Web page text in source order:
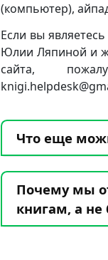
(компьютер),
Если вы
Юлии Ляпиной и
сайта,
Что еще
Почему мы
книгам, а